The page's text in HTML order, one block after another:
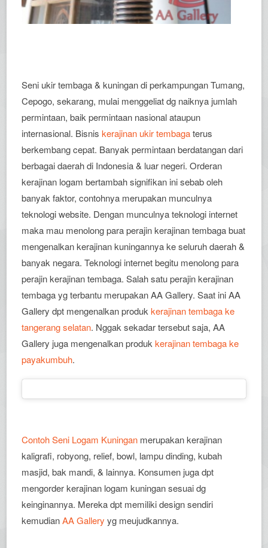
Seni ukir tembaga & kuningan di perkampungan Tumang,
Cepogo, sekarang, mulai menggeliat dg naiknya jumlah
permintaan, baik permintaan nasional ataupun
internasional. Bisniskerajinan ukir tembagaterus
berkembang cepat. Banyak permintaan berdatangan dari
berbagai daerah di Indonesia & luar negeri. Orderan
kerajinan logam bertambah signifikan ini sebab oleh
banyak faktor, contohnya merupakan munculnya
teknologi website. Dengan munculnya teknologi internet
maka mau menolong para perajin kerajinan tembaga buat
mengenalkan kerajinan kuningannya ke seluruh daerah &
banyak negara. Teknologi internet begitu menolong para
perajin kerajinan tembaga. Salah satu perajin kerajinan
tembaga yg terbantu merupakan AA Gallery. Saat ini AA
Gallery dpt mengenalkan produkkerajinan tembaga ke
tangerang selatan. Nggak sekadar tersebut saja, AA
Gallery juga mengenalkan produkkerajinan tembaga ke
payakumbuh.
Contoh Seni Logam Kuningan merupakan kerajinan
kaligrafi, robyong, relief, bowl, lampu dinding, kubah
masjid, bak mandi, & lainnya. Konsumen juga dpt
mengorder kerajinan logam kuningan sesuai dg
keinginannya. Mereka dpt memiliki design sendiri
kemudianAA Gallery yg meujudkannya.